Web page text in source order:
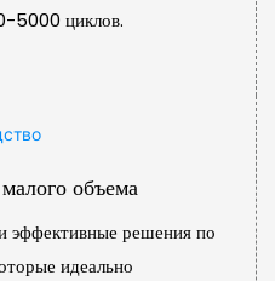
5000 циклов.
объема
эффективные решения по
идеально